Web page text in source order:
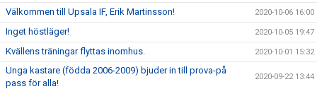
Välkommen till Upsala IF, Erik Martinsson! 2020-10-06 16:00
Inget höstläger! 2020-10-05 19:47
Kvällens träningar flyttas inomhus. 2020-10-01 15:32
Unga kastare (födda 2006-2009) bjuder in till prova-på
pass för alla!
2020-09-22 13:44